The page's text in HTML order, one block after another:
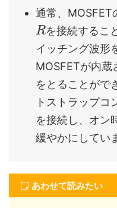
通常、MOSFET
Rを接続するこ
イッチング波形
MOSFETが内蔵
をとることがで
トストラップコ
を接続し、オン
緩やかにしてい
あわせて読みたい